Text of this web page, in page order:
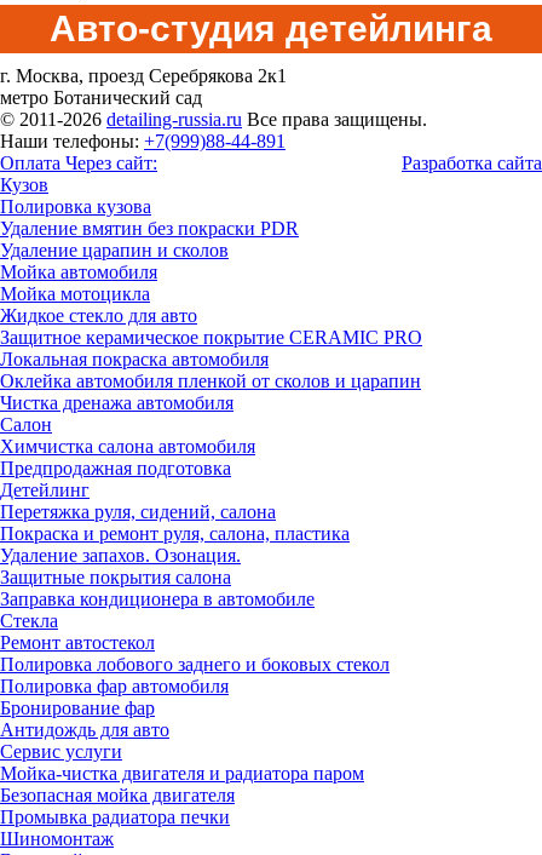
Авто-студия детейлинга
г. Москва, проезд Серебрякова 2к1
метро Ботанический сад
© 2011-2026 detailing-russia.ru Все права защищены.
Наши телефоны: +7(999)88-44-891
Оплата Через сайт:
Разработка сайта
Кузов
Полировка кузова
Удаление вмятин без покраски PDR
Удаление царапин и сколов
Мойка автомобиля
Мойка мотоцикла
Жидкое стекло для авто
Защитное керамическое покрытие CERAMIC PRO
Локальная покраска автомобиля
Оклейка автомобиля пленкой от сколов и царапин
Чистка дренажа автомобиля
Салон
Химчистка салона автомобиля
Предпродажная подготовка
Детейлинг
Перетяжка руля, сидений, салона
Покраска и ремонт руля, салона, пластика
Удаление запахов. Озонация.
Защитные покрытия салона
Заправка кондиционера в автомобиле
Стекла
Ремонт автостекол
Полировка лобового заднего и боковых стекол
Полировка фар автомобиля
Бронирование фар
Антидождь для авто
Сервис услуги
Мойка-чистка двигателя и радиатора паром
Безопасная мойка двигателя
Промывка радиатора печки
Шиномонтаж